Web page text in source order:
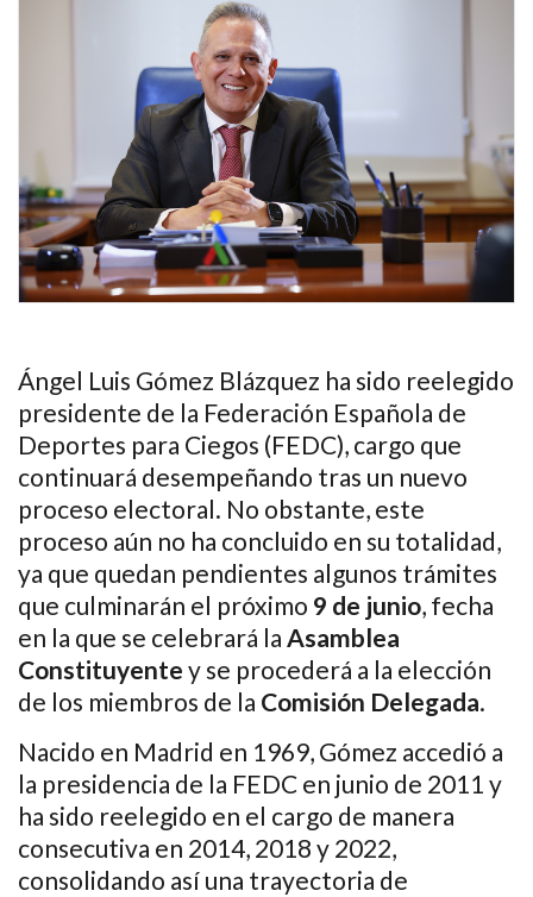
Ángel Luis Gómez Blázquez ha sido reelegido
presidente de la Federación Española de
Deportes para Ciegos (FEDC), cargo que
continuará desempeñando tras un nuevo
proceso electoral. No obstante, este
proceso aún no ha concluido en su totalidad,
ya que quedan pendientes algunos trámites
que culminarán el próximo 9 de junio, fecha
en la que se celebrará la Asamblea
Constituyente y se procederá a la elección
de los miembros de la Comisión Delegada.
Nacido en Madrid en 1969, Gómez accedió a
la presidencia de la FEDC en junio de 2011 y
ha sido reelegido en el cargo de manera
consecutiva en 2014, 2018 y 2022,
consolidando así una trayectoria de